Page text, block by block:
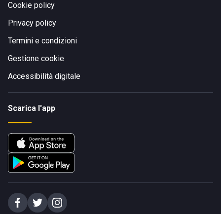
Cookie policy
Privacy policy
Termini e condizioni
Gestione cookie
Accessibilità digitale
Scarica l'app